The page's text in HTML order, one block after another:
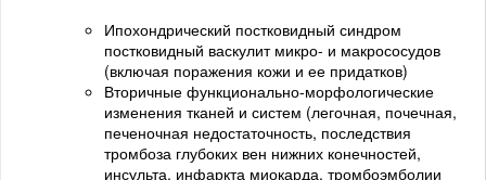
Ипохондрический постковидный синдром
постковидный васкулит микро- и макрососудов
(включая поражения кожи и ее придатков)
Вторичные функционально-морфологические
изменения тканей и систем (легочная, почечная,
печеночная недостаточность, последствия
тромбоза глубоких вен нижних конечностей,
инсульта, инфаркта миокарда, тромбоэмболии